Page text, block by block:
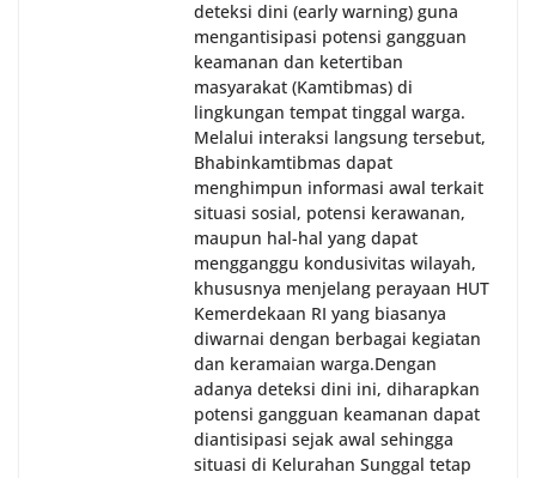
deteksi dini (early warning) guna
mengantisipasi potensi gangguan
keamanan dan ketertiban
masyarakat (Kamtibmas) di
lingkungan tempat tinggal warga.
Melalui interaksi langsung tersebut,
Bhabinkamtibmas dapat
menghimpun informasi awal terkait
situasi sosial, potensi kerawanan,
maupun hal-hal yang dapat
mengganggu kondusivitas wilayah,
khususnya menjelang perayaan HUT
Kemerdekaan RI yang biasanya
diwarnai dengan berbagai kegiatan
dan keramaian warga.‎‎Dengan
adanya deteksi dini ini, diharapkan
potensi gangguan keamanan dapat
diantisipasi sejak awal sehingga
situasi di Kelurahan Sunggal tetap